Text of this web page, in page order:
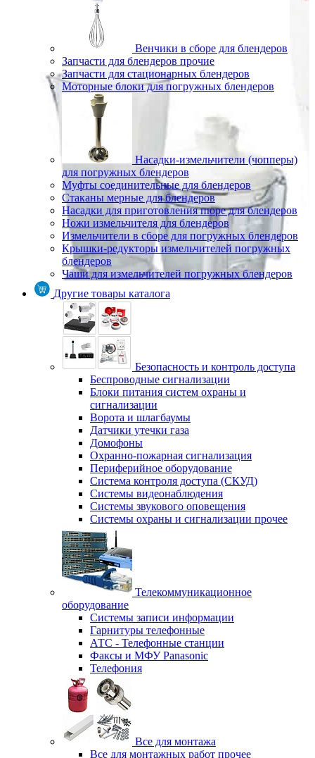
Венчики в сборе для блендеров
Запчасти для блендеров прочие
Запчасти для стационарных блендеров
Моторные блоки для погружных блендеров
Насадки-измельчители (чопперы)
для погружных блендеров
Муфты соединительные для блендеров
Стаканы мерные для блендеров
Насадки для приготовления пюре для блендеров
Ножи измельчителя для блендеров
Измельчители в сборе для погружных блендеров
Крышки-редукторы измельчителей погружных
блендеров
Чаши для измельчителей погружных блендеров
Другие товары каталога
Безопасность и контроль доступа
Беспроводные сигнализации
Блоки питания систем охраны и
сигнализации
Ворота и шлагбаумы
Датчики утечки газа
Домофоны
Охранно-пожарная сигнализация
Периферийное оборудование
Система контроля доступа (СКУД)
Системы видеонаблюдения
Системы звукового оповещения
Системы охраны и сигнализации прочее
Телекоммуникационное
оборудование
Системы записи информации
Гарнитуры телефонные
АТС - Телефонные станции
Факсы и МФУ Panasonic
Телефония
Все для монтажа
Все для монтажных работ прочее